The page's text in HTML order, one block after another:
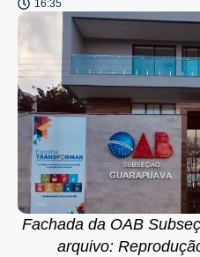
16:35
Fachada da OAB
arquivo: